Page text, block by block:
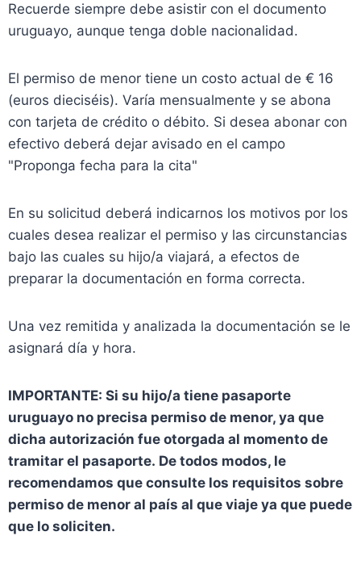
Recuerde siempre debe asistir con el documento
uruguayo, aunque tenga doble nacionalidad.
El permiso de menor tiene un costo actual de € 16
(euros dieciséis). Varía mensualmente y se abona
con tarjeta de crédito o débito. Si desea abonar con
efectivo deberá dejar avisado en el campo
"Proponga fecha para la cita"
En su solicitud deberá indicarnos los motivos por los
cuales desea realizar el permiso y las circunstancias
bajo las cuales su hijo/a viajará, a efectos de
preparar la documentación en forma correcta.
Una vez remitida y analizada la documentación se le
asignará día y hora.
IMPORTANTE: Si su hijo/a tiene pasaporte
uruguayo no precisa permiso de menor, ya que
dicha autorización fue otorgada al momento de
tramitar el pasaporte. De todos modos, le
recomendamos que consulte los requisitos sobre
permiso de menor al país al que viaje ya que puede
que lo soliciten.